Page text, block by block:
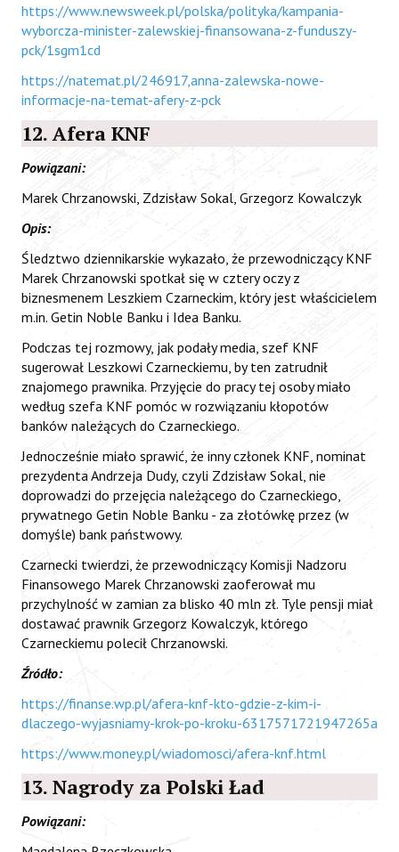
https://www.newsweek.pl/polska/polityka/kampania-
wyborcza-minister-zalewskiej-finansowana-z-funduszy-
pck/1sgm1cd
https://natemat.pl/246917,anna-zalewska-nowe-
informacje-na-temat-afery-z-pck
12. Afera KNF
Powiązani:
Marek Chrzanowski, Zdzisław Sokal, Grzegorz Kowalczyk
Opis:
Śledztwo dziennikarskie wykazało, że przewodniczący KNF
Marek Chrzanowski spotkał się w cztery oczy z
biznesmenem Leszkiem Czarneckim, który jest właścicielem
m.in. Getin Noble Banku i Idea Banku.
Podczas tej rozmowy, jak podały media, szef KNF
sugerował Leszkowi Czarneckiemu, by ten zatrudnił
znajomego prawnika. Przyjęcie do pracy tej osoby miało
według szefa KNF pomóc w rozwiązaniu kłopotów
banków należących do Czarneckiego.
Jednocześnie miało sprawić, że inny członek KNF, nominat
prezydenta Andrzeja Dudy, czyli Zdzisław Sokal, nie
doprowadzi do przejęcia należącego do Czarneckiego,
prywatnego Getin Noble Banku - za złotówkę przez (w
domyśle) bank państwowy.
Czarnecki twierdzi, że przewodniczący Komisji Nadzoru
Finansowego Marek Chrzanowski zaoferował mu
przychylność w zamian za blisko 40 mln zł. Tyle pensji miał
dostawać prawnik Grzegorz Kowalczyk, którego
Czarneckiemu polecił Chrzanowski.
Źródło:
https://finanse.wp.pl/afera-knf-kto-gdzie-z-kim-i-
dlaczego-wyjasniamy-krok-po-kroku-6317571721947265a
https://www.money.pl/wiadomosci/afera-knf.html
13. Nagrody za Polski Ład
Powiązani: